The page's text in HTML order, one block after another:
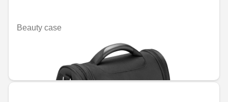
Beauty case
RSD 15,715